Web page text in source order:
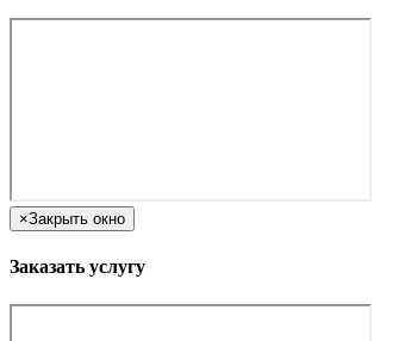
×Закрыть окно
Заказать услугу